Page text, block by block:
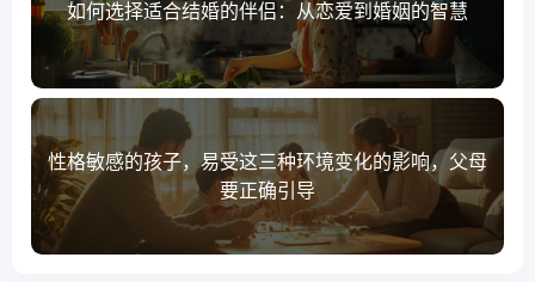
如何选择适合结婚的伴侣：从恋爱到婚姻的智慧
性格敏感的孩子，易受这三种环境变化的影响，父母
要正确引导